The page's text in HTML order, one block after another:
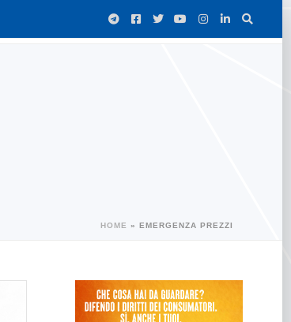
HOME » EMERGENZA PREZZI